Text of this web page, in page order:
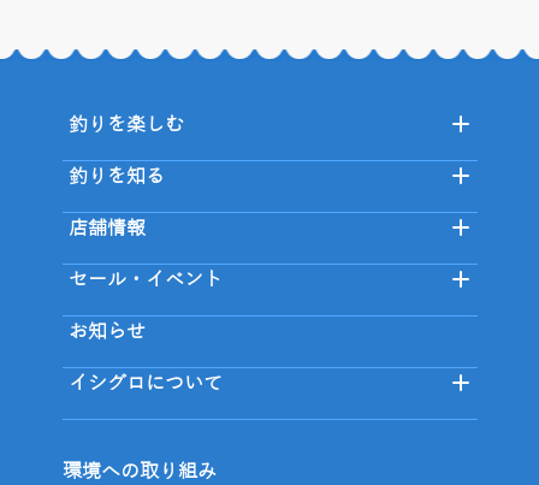
釣りを楽しむ
釣りを知る
店舗情報
セール・イベント
お知らせ
イシグロについて
環境への取り組み